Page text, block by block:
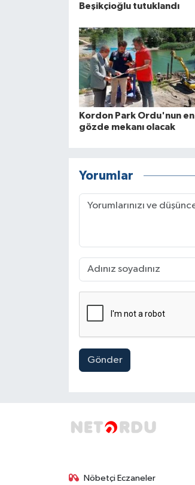
Beşikçioğlu tutuklandı
Kordon Park Ordu'nun en
gözde mekanı olacak
Yorumlar
Gönder
Nöbetçi Eczaneler